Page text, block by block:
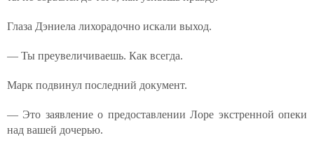
Глаза Дэниела лихорадочно искали выход.
— Ты преувеличиваешь. Как всегда.
Марк подвинул последний документ.
— Это заявление о предоставлении Лоре экстренной опеки
над вашей дочерью.